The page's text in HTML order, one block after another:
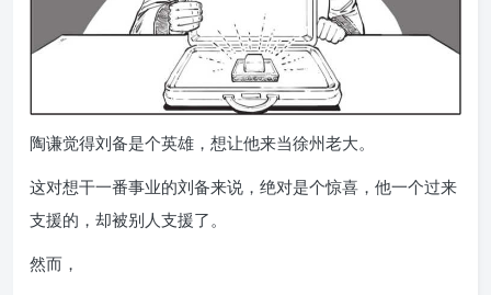
陶谦觉得刘备是个英雄，想让他来当徐州老大。
这对想干一番事业的刘备来说，绝对是个惊喜，他一个过来
支援的，却被别人支援了。
然而，